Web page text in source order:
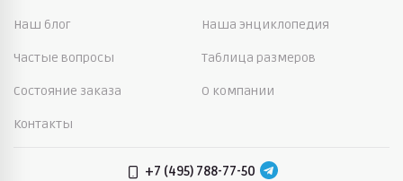
Наш блог Наша энциклопедия
Частые вопросы Таблица размеров
Состояние заказа О компании
Контакты
+7 (495) 788-77-50